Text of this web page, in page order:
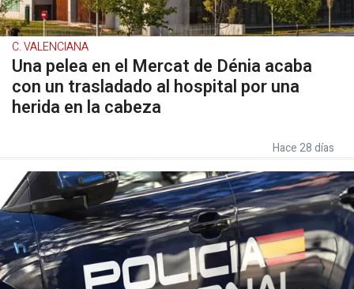
C. VALENCIANA
Una pelea en el Mercat de Dénia acaba
con un trasladado al hospital por una
herida en la cabeza
Hace 28 días